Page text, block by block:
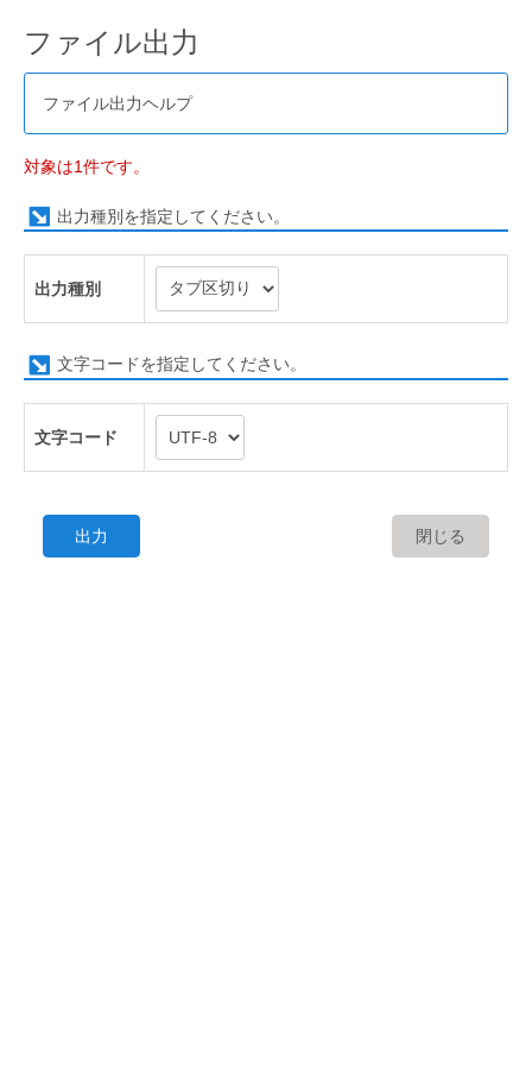
ファイル出力
ファイル出力ヘルプ
対象は1件です。
出力種別を指定してください。
出力種別
文字コードを指定してください。
文字コード